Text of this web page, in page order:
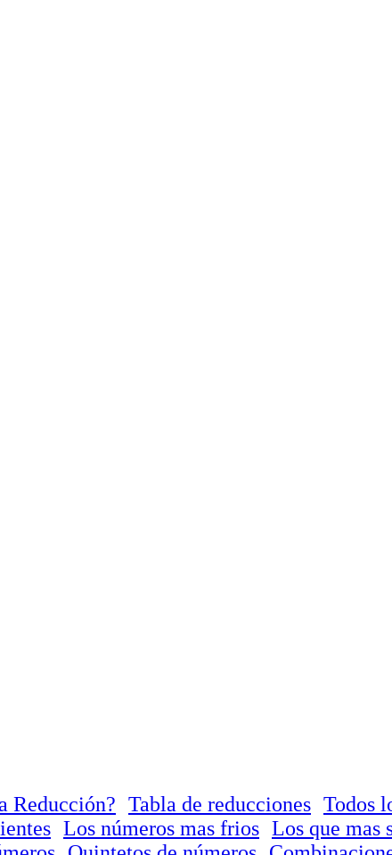
Reducción? Tabla de reducciones Todos
Los números mas frios Los que mas